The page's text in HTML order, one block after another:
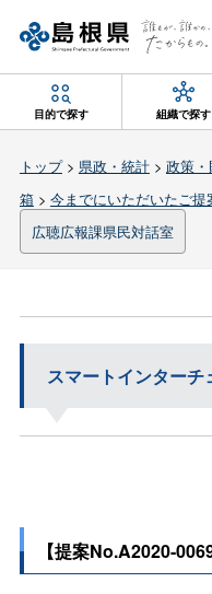
目的で探す 組織で探す
トップ> 県政・統計> 政策・
箱> 今までにいただいたご提
広聴広報課県民対話室
スマートインター
【提案No.A2020-